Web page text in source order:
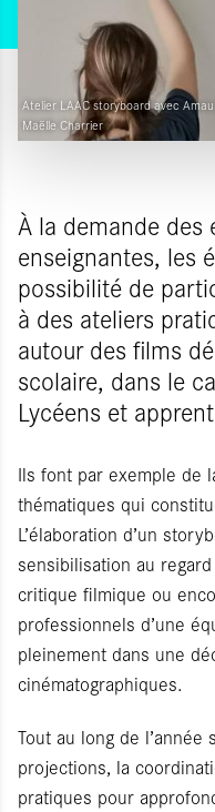
Atelier LAAC storyboard avec
Maëlle Charrier
À la demande des
enseignantes, les
possibilité de
à des ateliers
autour des films
scolaire, dans le
Lycéens et
Ils font par exemple de
thématiques qui
L’élaboration d’un
sensibilisation au
critique filmique ou
professionnels d’une
pleinement dans une
cinématographiques.
Tout au long de
projections, la
pratiques pour